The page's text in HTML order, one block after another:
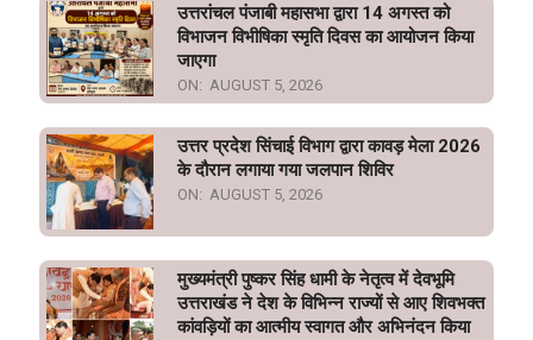
उत्तरांचल पंजाबी महासभा द्वारा 14 अगस्त को
विभाजन विभीषिका स्मृति दिवस का आयोजन किया
जाएगा
ON: AUGUST 5, 2026
उत्तर प्रदेश सिंचाई विभाग द्वारा कावड़ मेला 2026
के दौरान लगाया गया जलपान शिविर
ON: AUGUST 5, 2026
मुख्यमंत्री पुष्कर सिंह धामी के नेतृत्व में देवभूमि
उत्तराखंड ने देश के विभिन्न राज्यों से आए शिवभक्त
कांवड़ियों का आत्मीय स्वागत और अभिनंदन किया